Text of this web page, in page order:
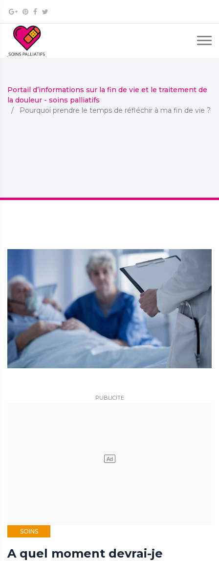
Portail d’informations sur la fin de vie et le traitement de
la douleur - soins palliatifs
Pourquoi prendre le temps de réfléchir à ma fin de vie ?
SOINS
A quel moment devrai-je